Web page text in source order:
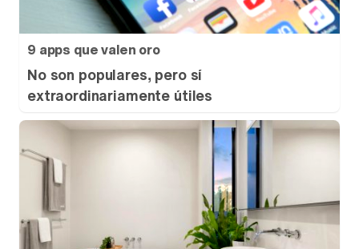
9 apps que valen oro
No son populares, pero sí
extraordinariamente útiles